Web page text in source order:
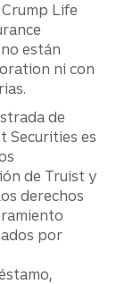
Life
están
ni con
de
Securities es
de Truist y
derechos
por